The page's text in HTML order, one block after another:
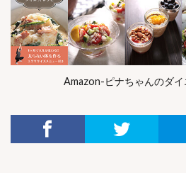
Amazon-ピナちゃんのダ